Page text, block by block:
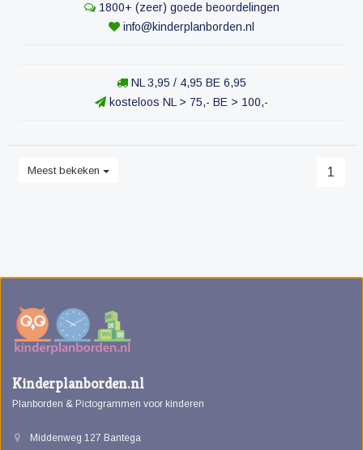
1800+ (zeer) goede beoordelingen
info@kinderplanborden.nl
NL 3,95 / 4,95 BE 6,95
kosteloos NL > 75,- BE > 100,-
Meest bekeken 1
Kinderplanborden.nl
Planborden & Pictogrammen voor kinderen
Middenweg 127 Bantega